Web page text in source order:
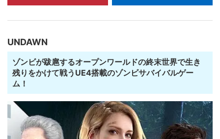
UNDAWN
ゾンビが跋扈するオープンワールドの終末世界で生き
残りをかけて戦うUE4搭載のゾンビサバイバルゲー
ム！